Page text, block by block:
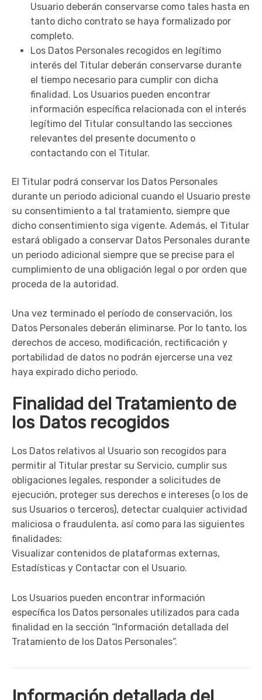
Usuario deberán conservarse como tales hasta en
tanto dicho contrato se haya formalizado por
completo.
Los Datos Personales recogidos en legítimo
interés del Titular deberán conservarse durante
el tiempo necesario para cumplir con dicha
finalidad. Los Usuarios pueden encontrar
información específica relacionada con el interés
legítimo del Titular consultando las secciones
relevantes del presente documento o
contactando con el Titular.
El Titular podrá conservar los Datos Personales
durante un periodo adicional cuando el Usuario preste
su consentimiento a tal tratamiento, siempre que
dicho consentimiento siga vigente. Además, el Titular
estará obligado a conservar Datos Personales durante
un periodo adicional siempre que se precise para el
cumplimiento de una obligación legal o por orden que
proceda de la autoridad.
Una vez terminado el período de conservación, los
Datos Personales deberán eliminarse. Por lo tanto, los
derechos de acceso, modificación, rectificación y
portabilidad de datos no podrán ejercerse una vez
haya expirado dicho periodo.
Finalidad del Tratamiento de
los Datos recogidos
Los Datos relativos al Usuario son recogidos para
permitir al Titular prestar su Servicio, cumplir sus
obligaciones legales, responder a solicitudes de
ejecución, proteger sus derechos e intereses (o los de
sus Usuarios o terceros), detectar cualquier actividad
maliciosa o fraudulenta, así como para las siguientes
finalidades:
Visualizar contenidos de plataformas externas,
Estadísticas y Contactar con el Usuario.
Los Usuarios pueden encontrar información
específica los Datos personales utilizados para cada
finalidad en la sección “Información detallada del
Tratamiento de los Datos Personales”.